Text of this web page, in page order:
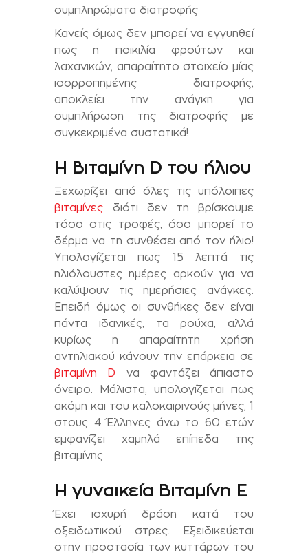
συμπληρώματα διατροφής
Κανείς όμως δεν μπορεί να εγγυηθεί
πως η ποικιλία φρούτων και
λαχανικών, απαραίτητο στοιχείο μίας
ισορροπημένης διατροφής,
αποκλείει την ανάγκη για
συμπλήρωση της διατροφής με
συγκεκριμένα συστατικά!
Η Βιταμίνη D του ήλιου
Ξεχωρίζει από όλες τις υπόλοιπες
βιταμίνες διότι δεν τη βρίσκουμε
τόσο στις τροφές, όσο μπορεί το
δέρμα να τη συνθέσει από τον ήλιο!
Υπολογίζεται πως 15 λεπτά τις
ηλιόλουστες ημέρες αρκούν για να
καλύψουν τις ημερήσιες ανάγκες.
Επειδή όμως οι συνθήκες δεν είναι
πάντα ιδανικές, τα ρούχα, αλλά
κυρίως η απαραίτητη χρήση
αντηλιακού κάνουν την επάρκεια σε
βιταμίνη D να φαντάζει άπιαστο
όνειρο. Μάλιστα, υπολογίζεται πως
ακόμη και του καλοκαιρινούς μήνες, 1
στους 4 Έλληνες άνω το 60 ετών
εμφανίζει χαμηλά επίπεδα της
βιταμίνης.
Η γυναικεία Βιταμίνη E
Έχει ισχυρή δράση κατά του
οξειδωτικού στρες. Εξειδικεύεται
στην προστασία των κυττάρων του